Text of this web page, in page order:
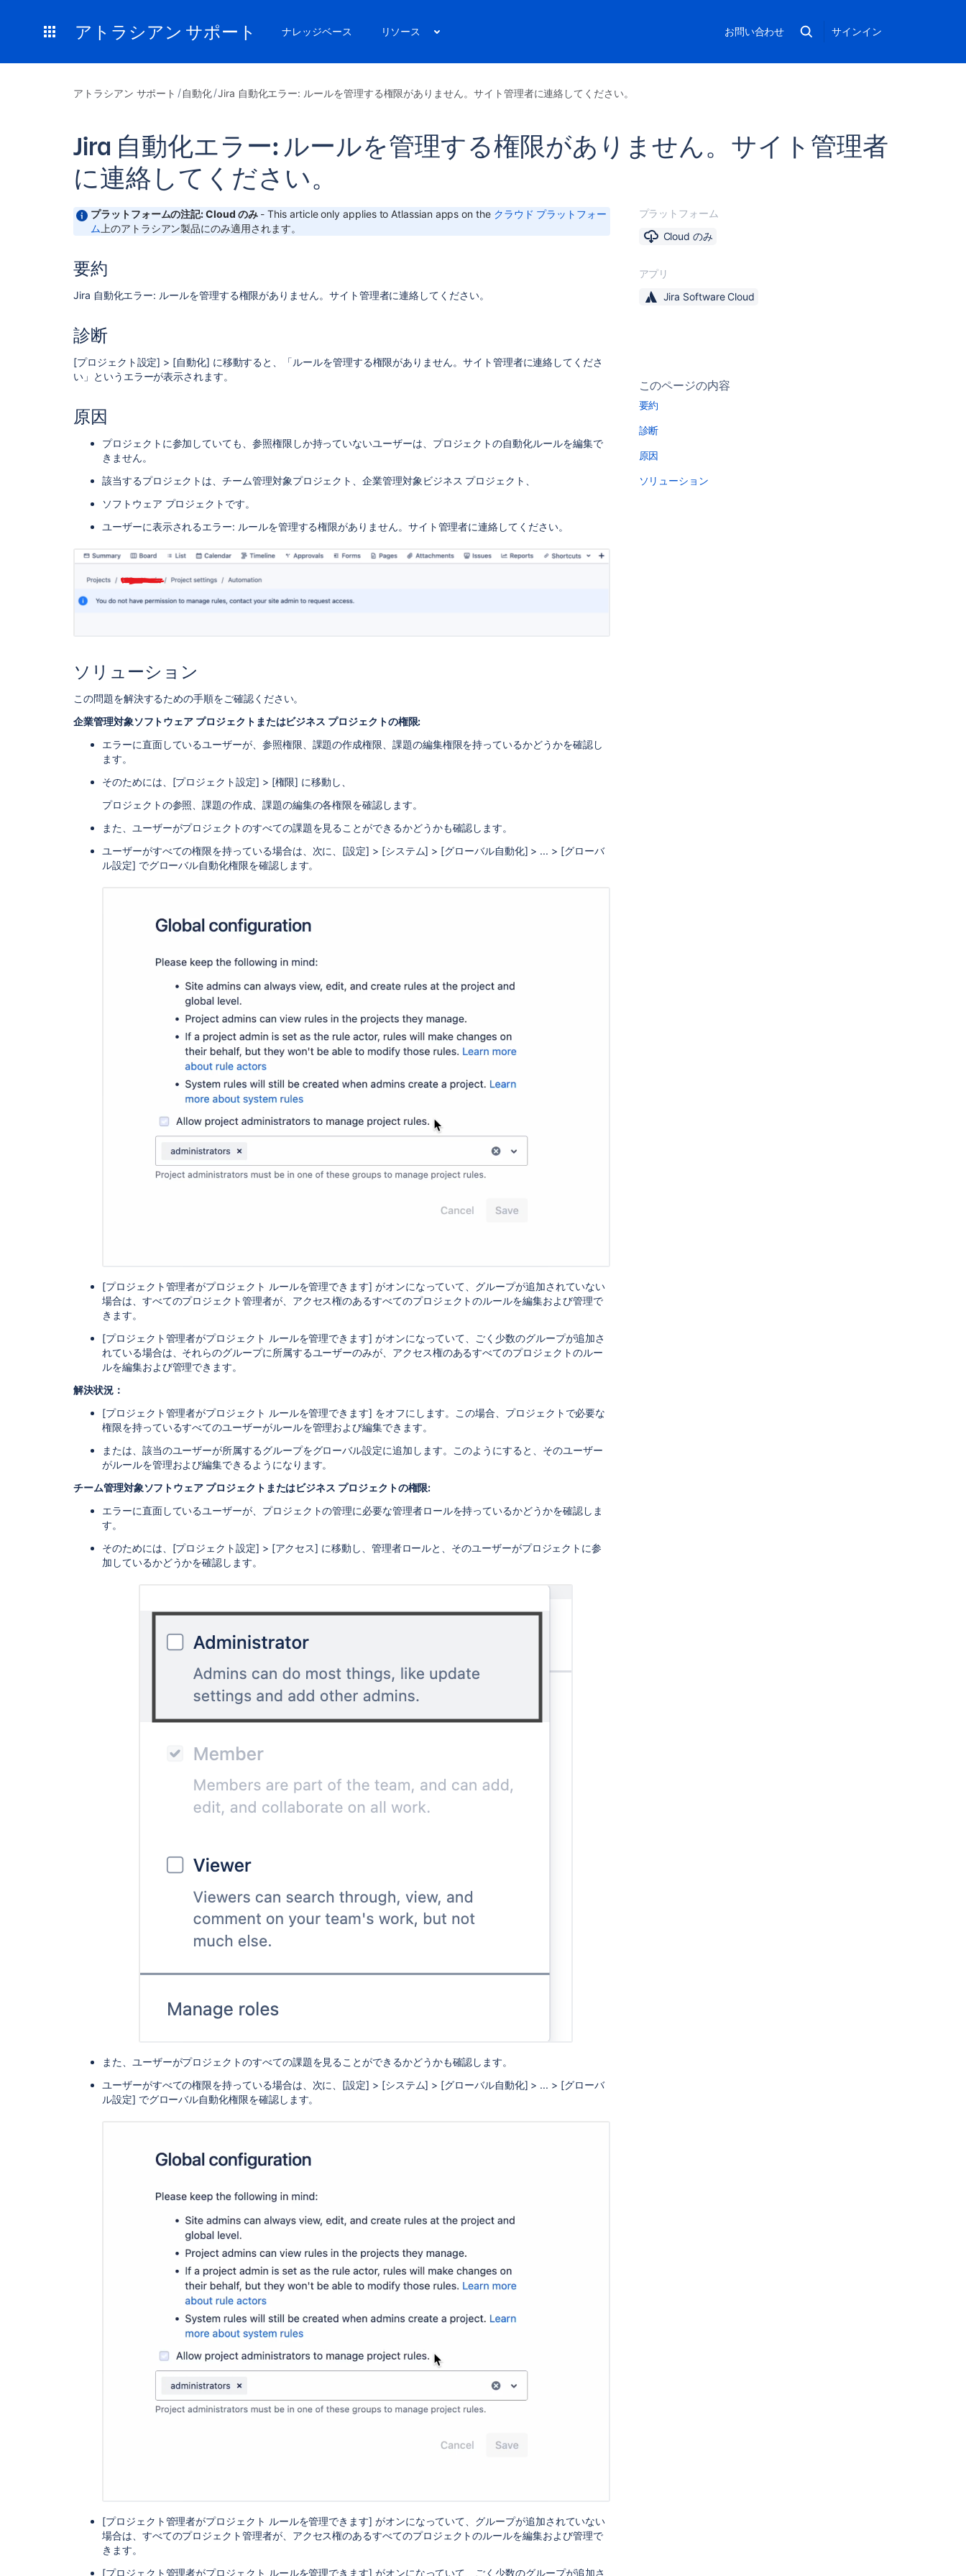
アトラシアン サポート ナレッジベース リソース お問い合わせ サインイン
アトラシアン サポート 自動化 Jira 自動化エラー: ルールを管理する権限がありません。サイト管理者に連絡してください。
Jira 自動化エラー: ルールを管理する権限がありません。サイト管理者
に連絡してください。
プラットフォームの注記: Cloud のみ - This article only applies to Atlassian apps on the クラウド プラットフォー
ム 上のアトラシアン製品にのみ適用されます。
要約
Jira 自動化エラー: ルールを管理する権限がありません。サイト管理者に連絡してください。
診断
[プロジェクト設定] > [自動化] に移動すると、「ルールを管理する権限がありません。サイト管理者に連絡してくださ
い」というエラーが表示されます。
原因
プロジェクトに参加していても、参照権限しか持っていないユーザーは、プロジェクトの自動化ルールを編集で
きません。
該当するプロジェクトは、チーム管理対象プロジェクト、企業管理対象ビジネス プロジェクト、
ソフトウェア プロジェクトです。
ユーザーに表示されるエラー: ルールを管理する権限がありません。サイト管理者に連絡してください。
ソリューション
この問題を解決するための手順をご確認ください。
企業管理対象ソフトウェア プロジェクトまたはビジネス プロジェクトの権限:
エラーに直面しているユーザーが、参照権限、課題の作成権限、課題の編集権限を持っているかどうかを確認し
ます。
そのためには、[プロジェクト設定] > [権限] に移動し、
プロジェクトの参照、課題の作成、課題の編集の各権限を確認します。
また、ユーザーがプロジェクトのすべての課題を見ることができるかどうかも確認します。
ユーザーがすべての権限を持っている場合は、次に、[設定] > [システム] > [グローバル自動化] > ... > [グローバ
ル設定] でグローバル自動化権限を確認します。
[プロジェクト管理者がプロジェクト ルールを管理できます] がオンになっていて、グループが追加されていない
場合は、すべてのプロジェクト管理者が、アクセス権のあるすべてのプロジェクトのルールを編集および管理で
きます。
[プロジェクト管理者がプロジェクト ルールを管理できます] がオンになっていて、ごく少数のグループが追加さ
れている場合は、それらのグループに所属するユーザーのみが、アクセス権のあるすべてのプロジェクトのルー
ルを編集および管理できます。
解決状況：
[プロジェクト管理者がプロジェクト ルールを管理できます] をオフにします。この場合、プロジェクトで必要な
権限を持っているすべてのユーザーがルールを管理および編集できます。
または、該当のユーザーが所属するグループをグローバル設定に追加します。このようにすると、そのユーザー
がルールを管理および編集できるようになります。
チーム管理対象ソフトウェア プロジェクトまたはビジネス プロジェクトの権限:
エラーに直面しているユーザーが、プロジェクトの管理に必要な管理者ロールを持っているかどうかを確認しま
す。
そのためには、[プロジェクト設定] > [アクセス] に移動し、管理者ロールと、そのユーザーがプロジェクトに参
加しているかどうかを確認します。
また、ユーザーがプロジェクトのすべての課題を見ることができるかどうかも確認します。
ユーザーがすべての権限を持っている場合は、次に、[設定] > [システム] > [グローバル自動化] > ... > [グローバ
ル設定] でグローバル自動化権限を確認します。
[プロジェクト管理者がプロジェクト ルールを管理できます] がオンになっていて、グループが追加されていない
場合は、すべてのプロジェクト管理者が、アクセス権のあるすべてのプロジェクトのルールを編集および管理で
きます。
[プロジェクト管理者がプロジェクト ルールを管理できます] がオンになっていて、ごく少数のグループが追加さ
プラットフォーム
Cloud のみ
アプリ
Jira Software Cloud
このページの内容
要約
診断
原因
ソリューション